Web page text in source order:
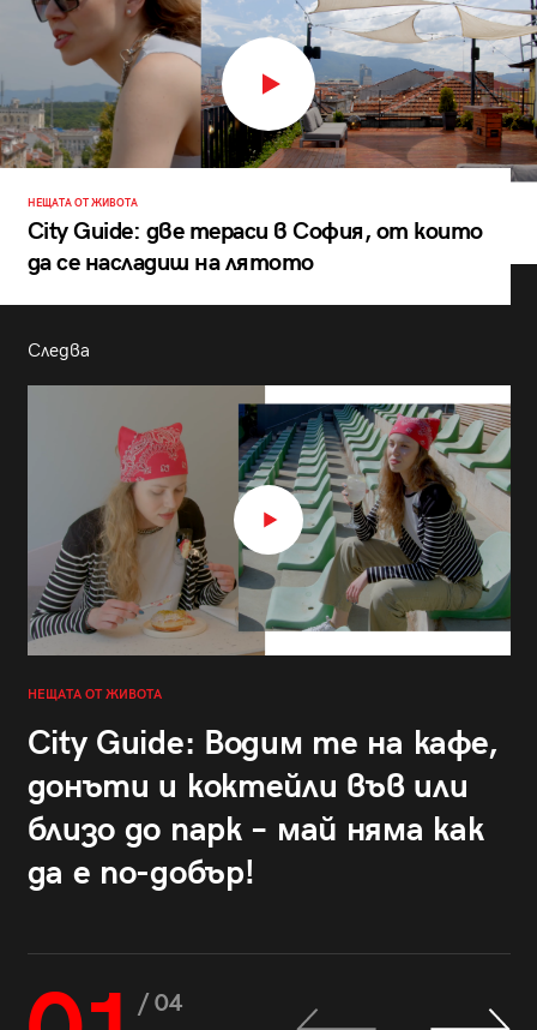
НЕЩАТА ОТ ЖИВОТА
City Guide: две тераси в София, от които
да се насладиш на лятото
Следва
НЕЩАТА ОТ ЖИВОТА
City Guide: Водим те на кафе,
донъти и коктейли във или
близо до парк – май няма как
да е по-добър!
/ 04